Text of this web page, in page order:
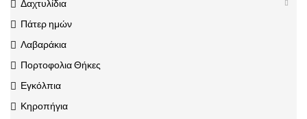
Δαχτυλίδια
Πάτερ ημών
Λαβαράκια
Πορτοφολια Θήκες
Εγκόλπια
Κηροπήγια